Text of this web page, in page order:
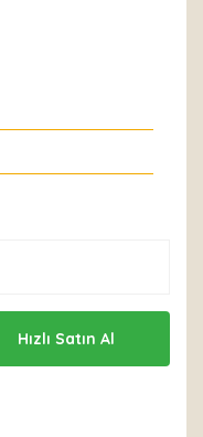
Hızlı Satın Al